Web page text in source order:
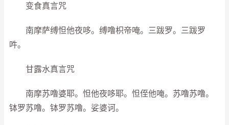
变食真言咒
南摩萨缚怛他夜哆。缚噜枳帝唵。三跋罗。三跋罗
吽。
甘露水真言咒
南摩苏噜婆耶。怛他夜哆耶。怛侄他唵。苏噜苏噜。
钵罗苏噜。钵罗苏噜。娑婆诃。